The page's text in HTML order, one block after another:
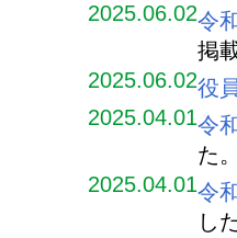
2025.06.02令
掲
2025.06.02役
2025.04.01令
た
2025.04.01令
し